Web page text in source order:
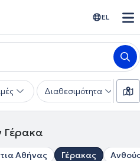
EL
Διαθεσιμότητα
Γέρακα
Αθήνας Γέρακας